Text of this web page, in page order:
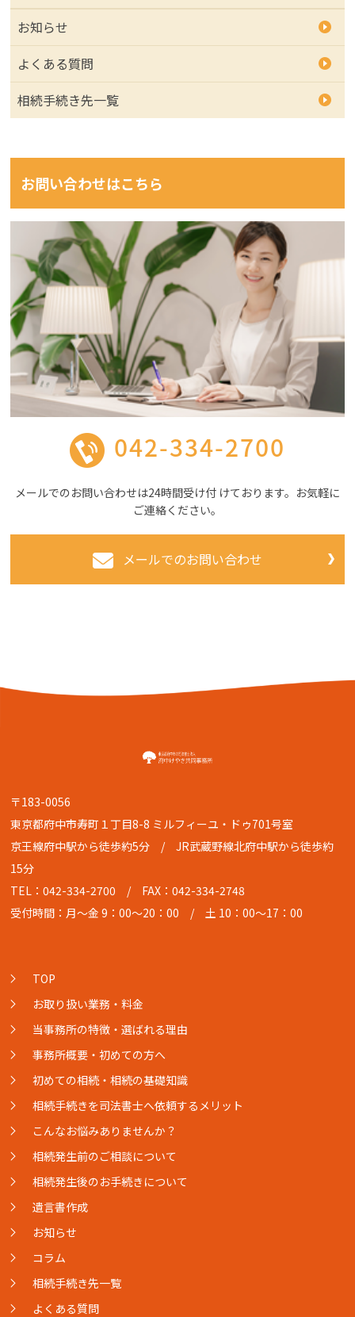
お知らせ
よくある質問
相続手続き先一覧
お問い合わせはこちら
042-334-2700
メールでのお問い合わせは24時間受け付 けております。お気軽に
ご連絡ください。
メールでのお問い合わせ
〒183-0056
東京都府中市寿町１丁目8-8 ミルフィーユ・ドゥ701号室
京王線府中駅から徒歩約5分 / JR武蔵野線北府中駅から徒歩約
15分
TEL：042-334-2700 / FAX：042-334-2748
受付時間：月〜金 9：00〜20：00 / 土 10：00〜17：00
TOP
お取り扱い業務・料金
当事務所の特徴・選ばれる理由
事務所概要・初めての方へ
初めての相続・相続の基礎知識
相続手続きを司法書士へ依頼するメリット
こんなお悩みありませんか？
相続発生前のご相談について
相続発生後のお手続きについて
遺言書作成
お知らせ
コラム
相続手続き先一覧
よくある質問